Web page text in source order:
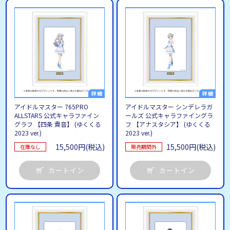
アイドルマスター 765PRO
ALLSTARS 公式キャラファイン
グラフ 【四条 貴音】 (ゆくくる
2023 ver.)
在庫なし 15,500円(税込)
カートイン
アイドルマスター シンデレラガ
ールズ 公式キャラファイングラ
フ 【アナスタシア】 (ゆくくる
2023 ver.)
販売期間外 15,500円(税込)
カートイン